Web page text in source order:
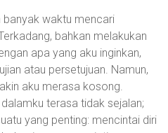
banyak waktu mencari
bahkan melakukan
apa yang aku inginkan,
atau persetujuan. Namun,
aku merasa kosong.
terasa tidak sejalan;
yang penting: mencintai diri